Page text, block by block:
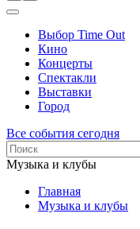
Выбор Time Out
Кино
Концерты
Спектакли
Выставки
Город
Все события сегодня
Музыка и клубы
Главная
Музыка и клубы